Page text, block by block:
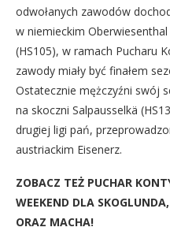
odwołanych zawodów
w niemieckim
(HS105), w ramach Pucharu
zawody miały być finałem
Ostatecznie mężczyźni swój
na skoczni Salpausselkä
drugiej ligi pań,
austriackim Eisenerz.
ZOBACZ TEŻ PUCHAR
WEEKEND DLA
ORAZ MACHA!